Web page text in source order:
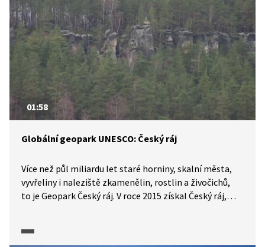
01:58
Globální geopark UNESCO: Český ráj
Více než půl miliardu let staré horniny, skalní města,
vyvřeliny i naleziště zkamenělin, rostlin a živočichů,
to je Geopark Český ráj. V roce 2015 získal Český ráj,
přírodním dědictvím potýká?